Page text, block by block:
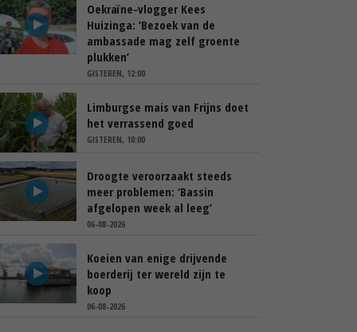
Oekraïne-vlogger Kees
Huizinga: ‘Bezoek van de
ambassade mag zelf groente
plukken’
GISTEREN, 12:00
Limburgse mais van Frijns doet
het verrassend goed
GISTEREN, 10:00
Droogte veroorzaakt steeds
meer problemen: ‘Bassin
afgelopen week al leeg’
06-08-2026
Koeien van enige drijvende
boerderij ter wereld zijn te
koop
06-08-2026